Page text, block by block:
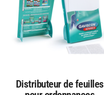
Distributeur de feuilles